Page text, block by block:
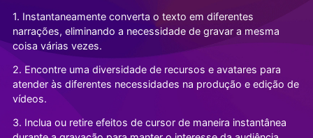
Suporte
Todos os recursos de IA >
Blog
Mais Soluções >
Começe a Usar
Suporte
TESTE GRÁTIS COMPRE AGORA
Entrar
1. Instantaneamente converta o texto em diferentes
narrações, eliminando a necessidade de gravar a mesma
coisa várias vezes.
2. Encontre uma diversidade de recursos e avatares para
atender às diferentes necessidades na produção e edição de
vídeos.
3. Inclua ou retire efeitos de cursor de maneira instantânea